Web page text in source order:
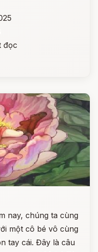
đọc
nay, chúng ta cùng
một cô bé vô cùng
tay cái. Đây là câu